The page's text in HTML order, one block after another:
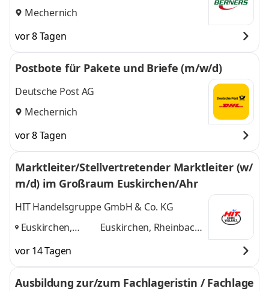
Mechernich
vor 8 Tagen
Postbote für Pakete und Briefe (m/w/d)
Deutsche Post AG
Mechernich
vor 8 Tagen
Marktleiter/Stellvertretender Marktleiter (w/
m/d) im Großraum Euskirchen/Ahr
HIT Handelsgruppe GmbH & Co. KG
Euskirchen,
Neuenahr,
Euskirchen, Rheinbach,
vor 14 Tagen
Ausbildung zur/zum Fachlageristin / Fachlage